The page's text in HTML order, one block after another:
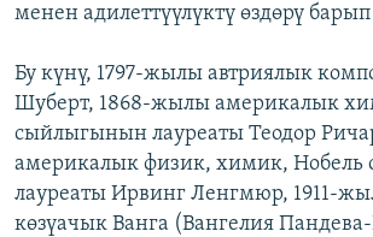
менен адилеттүүлүктү өздөрү
Бу күнү, 1797-жылы автриялык
Шуберт, 1868-жылы америкалык
сыйлыгынын лауреаты Теодор
америкалык физик, химик,
лауреаты Ирвинг Ленгмюр, 1911-
көзүачык Ванга (Вангелия